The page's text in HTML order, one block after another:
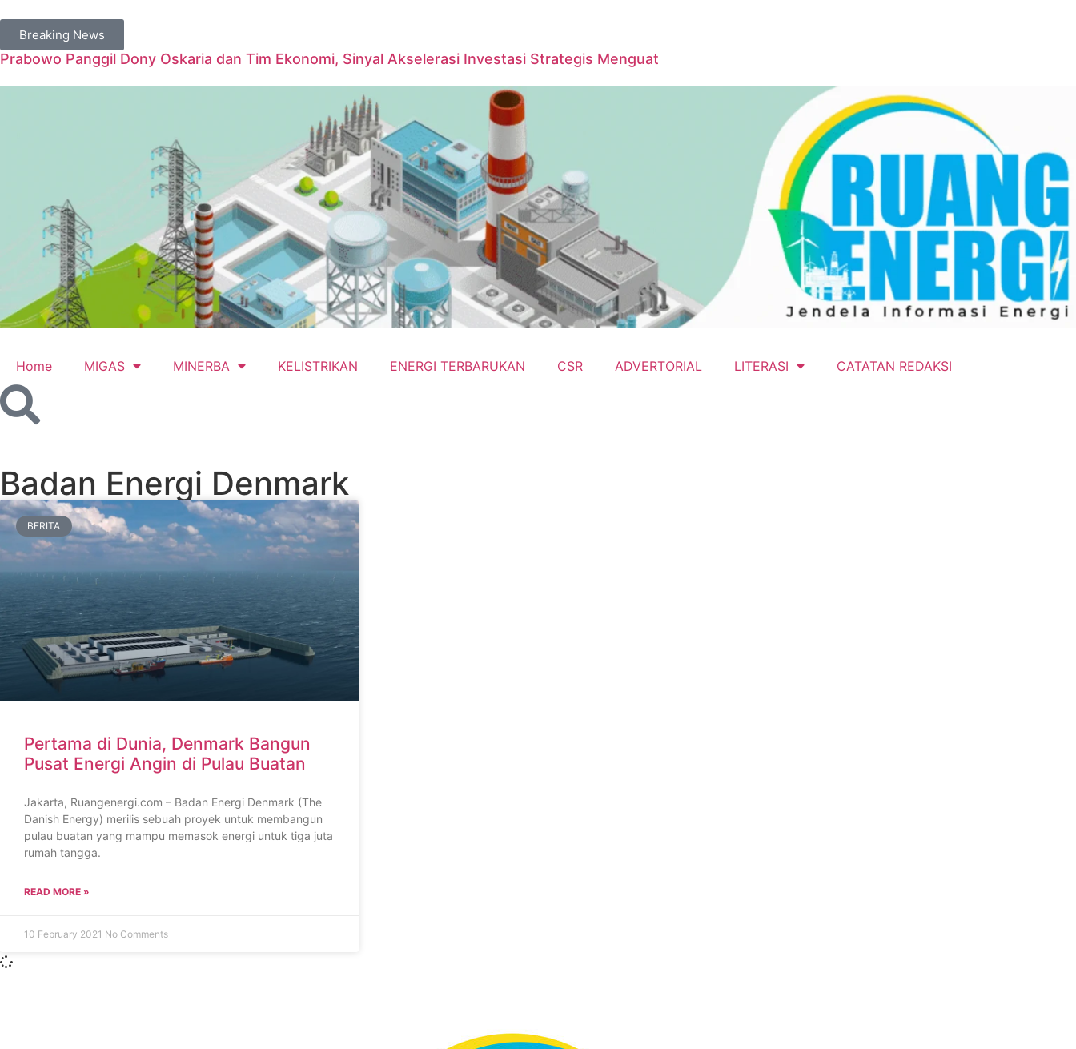
Breaking News
Prabowo Panggil Dony Oskaria dan Tim Ekonomi, Sinyal Akselerasi Investasi Strategis Menguat
Home MIGAS MINERBA KELISTRIKAN ENERGI TERBARUKAN CSR ADVERTORIAL LITERASI CATATAN REDAKSI
Badan Energi Denmark
BERITA
Pertama di Dunia, Denmark Bangun
Pusat Energi Angin di Pulau Buatan
Jakarta, Ruangenergi.com – Badan Energi Denmark (The
Danish Energy) merilis sebuah proyek untuk membangun
pulau buatan yang mampu memasok energi untuk tiga juta
rumah tangga.
READ MORE »
10 February 2021 No Comments